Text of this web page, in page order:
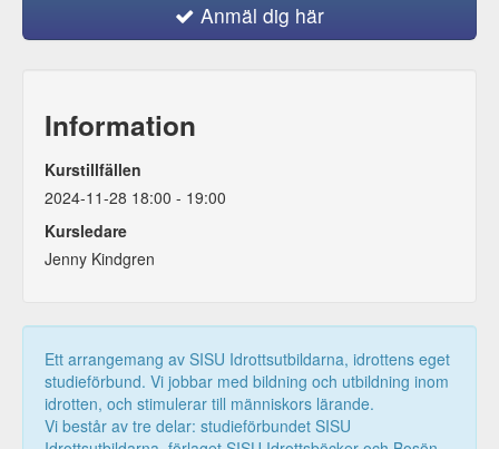
Anmäl dig här
Information
Kurstillfällen
2024-11-28 18:00 - 19:00
Kursledare
Jenny Kindgren
Ett arrangemang av SISU Idrottsutbildarna, idrottens eget
studieförbund. Vi jobbar med bildning och utbildning inom
idrotten, och stimulerar till människors lärande.
Vi består av tre delar: studieförbundet SISU